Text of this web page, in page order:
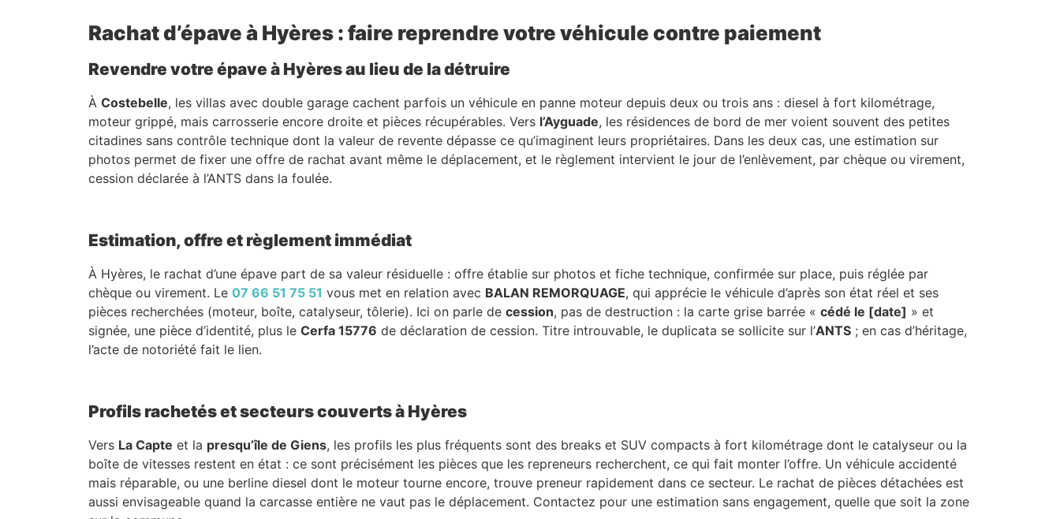
Rachat d’épave à Hyères : faire reprendre votre véhicule contre paiement
Revendre votre épave à Hyères au lieu de la détruire
À Costebelle, les villas avec double garage cachent parfois un véhicule en panne moteur depuis deux ou trois ans : diesel à fort kilométrage,
moteur grippé, mais carrosserie encore droite et pièces récupérables. Vers l’Ayguade, les résidences de bord de mer voient souvent des petites
citadines sans contrôle technique dont la valeur de revente dépasse ce qu’imaginent leurs propriétaires. Dans les deux cas, une estimation sur
photos permet de fixer une offre de rachat avant même le déplacement, et le règlement intervient le jour de l’enlèvement, par chèque ou virement,
cession déclarée à l’ANTS dans la foulée.
Estimation, offre et règlement immédiat
À Hyères, le rachat d’une épave part de sa valeur résiduelle : offre établie sur photos et fiche technique, confirmée sur place, puis réglée par
chèque ou virement. Le 07 66 51 75 51 vous met en relation avec BALAN REMORQUAGE, qui apprécie le véhicule d’après son état réel et ses
pièces recherchées (moteur, boîte, catalyseur, tôlerie). Ici on parle de cession, pas de destruction : la carte grise barrée « cédé le [date] » et
signée, une pièce d’identité, plus le Cerfa 15776 de déclaration de cession. Titre introuvable, le duplicata se sollicite sur l’ANTS ; en cas d’héritage,
l’acte de notoriété fait le lien.
Profils rachetés et secteurs couverts à Hyères
Vers La Capte et la presqu’île de Giens, les profils les plus fréquents sont des breaks et SUV compacts à fort kilométrage dont le catalyseur ou la
boîte de vitesses restent en état : ce sont précisément les pièces que les repreneurs recherchent, ce qui fait monter l’offre. Un véhicule accidenté
mais réparable, ou une berline diesel dont le moteur tourne encore, trouve preneur rapidement dans ce secteur. Le rachat de pièces détachées est
aussi envisageable quand la carcasse entière ne vaut pas le déplacement. Contactez pour une estimation sans engagement, quelle que soit la zone